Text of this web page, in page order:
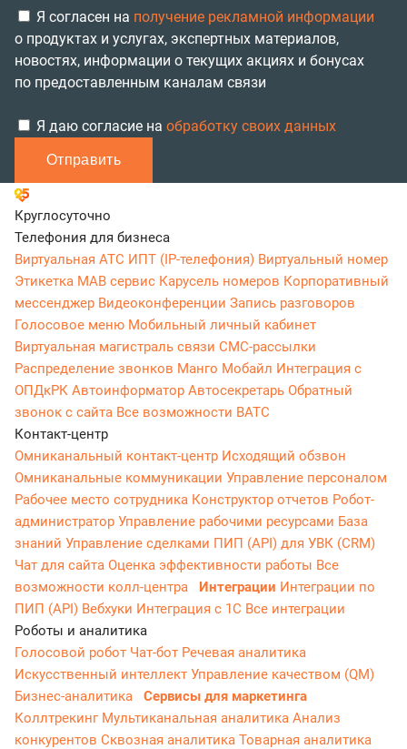
Я согласен на получение рекламной информации
о продуктах и услугах, экспертных материалов,
новостях, информации о текущих акциях и бонусах
по предоставленным каналам связи
Я даю согласие на обработку своих данных
Отправить
Круглосуточно
Телефония для бизнеса
Виртуальная АТС ИПТ (IP-телефония) Виртуальный номер
Этикетка МАВ сервис Карусель номеров Корпоративный
мессенджер Видеоконференции Запись разговоров
Голосовое меню Мобильный личный кабинет
Виртуальная магистраль связи СМС-рассылки
Распределение звонков Манго Мобайл Интеграция с
ОПДкРК Автоинформатор Автосекретарь Обратный
звонок с сайта Все возможности ВАТС
Контакт-центр
Омниканальный контакт-центр Исходящий обзвон
Омниканальные коммуникации Управление персоналом
Рабочее место сотрудника Конструктор отчетов Робот-
администратор Управление рабочими ресурсами База
знаний Управление сделками ПИП (API) для УВК (CRM)
Чат для сайта Оценка эффективности работы Все
возможности колл-центра
Интеграции Интеграции по
ПИП (API) Вебхуки Интеграция с 1С Все интеграции
Роботы и аналитика
Голосовой робот Чат-бот Речевая аналитика
Искусственный интеллект Управление качеством (QM)
Бизнес-аналитика
Сервисы для маркетинга
Коллтрекинг Мультиканальная аналитика Анализ
конкурентов Сквозная аналитика Товарная аналитика